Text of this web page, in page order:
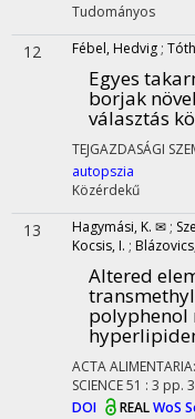
Tudományos
12 Fébel, Hedvig ;
Egyes
borjak
választás
TEJGAZDASÁGI
autopszia
Közérdekű
13 Hagymási, K. ✉ ;
Kocsis, I. ;
Altered
polyphenol
ACTA
SCIENCE51 : 3 pp.
DOI
REALWoS